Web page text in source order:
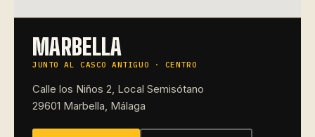
MARBELLA
JUNTO AL CASCO ANTIGUO · CENTRO
Calle los Niños 2, Local Semisótano
29601 Marbella, Málaga